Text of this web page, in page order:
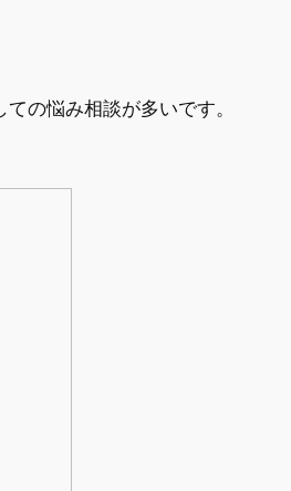
の悩み相談が多いです。